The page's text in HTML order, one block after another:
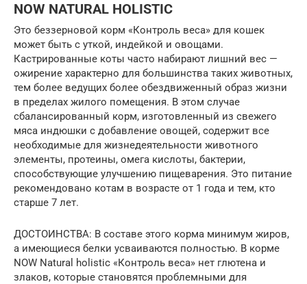
NOW NATURAL HOLISTIC
Это беззерновой корм «Контроль веса» для кошек
может быть с уткой, индейкой и овощами.
Кастрированные коты часто набирают лишний вес —
ожирение характерно для большинства таких животных,
тем более ведущих более обездвиженный образ жизни
в пределах жилого помещения. В этом случае
сбалансированный корм, изготовленный из свежего
мяса индюшки с добавление овощей, содержит все
необходимые для жизнедеятельности животного
элементы, протеины, омега кислоты, бактерии,
способствующие улучшению пищеварения. Это питание
рекомендовано котам в возрасте от 1 года и тем, кто
старше 7 лет.
ДОСТОИНСТВА: В составе этого корма минимум жиров,
а имеющиеся белки усваиваются полностью. В корме
NOW Natural holistic «Контроль веса» нет глютена и
злаков, которые становятся проблемными для